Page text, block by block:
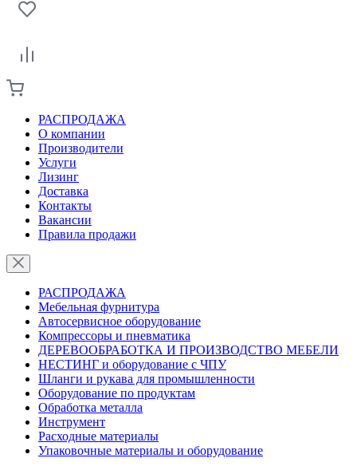
РАСПРОДАЖА
О компании
Производители
Услуги
Лизинг
Доставка
Контакты
Вакансии
Правила продажи
РАСПРОДАЖА
Мебельная фурнитура
Автосервисное оборудование
Компрессоры и пневматика
ДЕРЕВООБРАБОТКА И ПРОИЗВОДСТВО МЕБЕЛИ
НЕСТИНГ и оборудование с ЧПУ
Шланги и рукава для промышленности
Оборудование по продуктам
Обработка металла
Инструмент
Расходные материалы
Упаковочные материалы и оборудование